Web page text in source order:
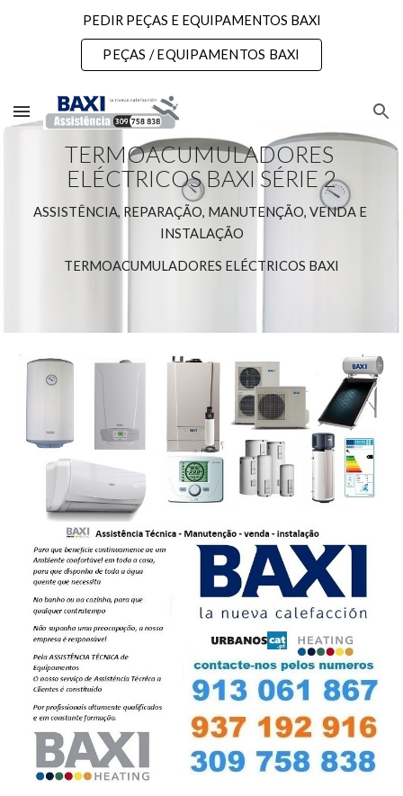
PEDIR PEÇAS E EQUIPAMENTOS BAXI
PEÇAS / EQUIPAMENTOS BAXI
TERMOACUMULADORES
ELÉCTRICOS BAXI SÉRIE 2
ASSISTÊNCIA, REPARAÇÃO, MANUTENÇÃO, VENDA E
INSTALAÇÃO
TERMOACUMULADORES ELÉCTRICOS BAXI